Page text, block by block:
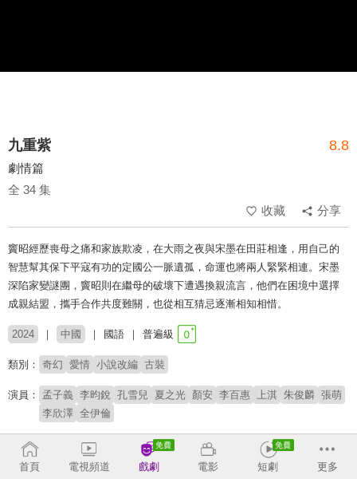
九重紫 8.8
劇情篇
全 34 集
收藏
分享
竇昭經歷喪母之痛和家族欺凌，在大雨之夜與宋墨在田莊相逢，用自己的
智慧幫其保下平寇有功的定國公一脈遺孤，命運也將兩人緊緊相連。宋墨
深陷家變謎團，竇昭則在繼母的破壞下遭遇換親流言，他們在困境中選擇
成親結盟，攜手合作共度難關，也從相互猜忌逐漸相知相惜。
2024 中國 國語 普遍級
類別： 奇幻 愛情 小說改編 古裝
演員： 孟子義 李昀銳 孔雪兒 夏之光 顏安 李百惠 上淇 朱俊麟 張萌
李欣澤 全伊倫
導演：
原著：
首頁 電視頻道 戲劇 電影 短劇 更多